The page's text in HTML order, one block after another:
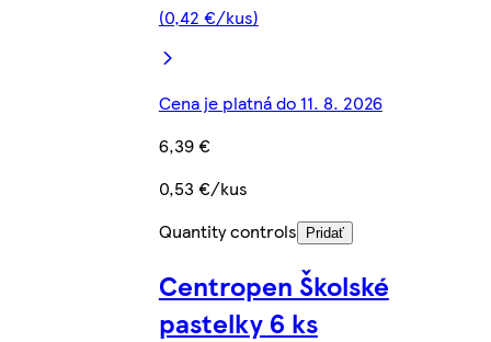
(0,42 €/kus)
Cena je platná do 11. 8. 2026
6,39 €
0,53 €/kus
Quantity controls
Pridať
Centropen Školské
pastelky 6 ks